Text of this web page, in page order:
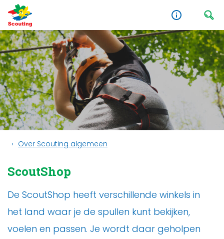
Over Scouting algemeen
ScoutShop
De ScoutShop heeft verschillende winkels in
het land waar je de spullen kunt bekijken,
voelen en passen. Je wordt daar geholpen